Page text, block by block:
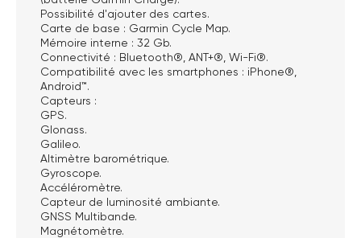
Possibilité d'ajouter des cartes.
Carte de base : Garmin Cycle Map.
Mémoire interne : 32 Gb.
Connectivité : Bluetooth®, ANT+®, Wi-Fi®.
Compatibilité avec les smartphones : iPhone®,
Android™.
Capteurs :
GPS.
Glonass.
Galileo.
Altimètre barométrique.
Gyroscope.
Accéléromètre.
Capteur de luminosité ambiante.
GNSS Multibande.
Magnétomètre.